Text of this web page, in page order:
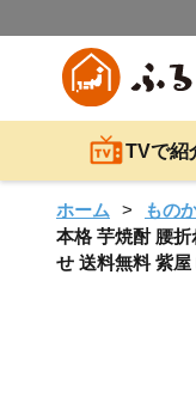
TVで紹
ホーム もの
本格 芋焼酎 腰
せ 送料無料 紫